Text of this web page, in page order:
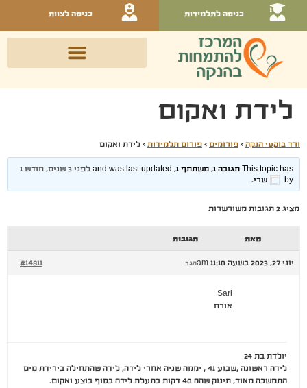
כניסה לתלמידות כניסה לצוות
לידת ואקום
ורד בוקעי הנקה › פורומים › פורום תלמידות › לידת ואקום
This topic has תגובה 1, משתתף 1, and was last updated
לפני 3 שנים, חודש 1
by
שרי.
מציג 2 תגובות משורשרות
מאת תגובות
יוני 27, 2023 בשעה 11:10 am #14811 הגב
Sari
אורח
יולדת בת 24
לידה ראשונה ,שבוע 41 , יממה שניה אחרי לידה, לידה שהתחילה בירידת מים
התמשכה מאוד, תינוק שהה 40 דקות בתעלת לידה בסוף בוצע ואקום.